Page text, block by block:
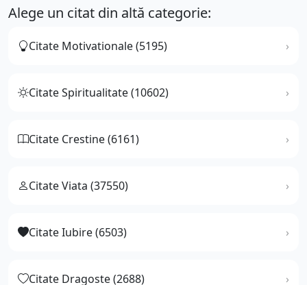
Alege un citat din altă categorie:
Citate Motivationale (5195)
Citate Spiritualitate (10602)
Citate Crestine (6161)
Citate Viata (37550)
Citate Iubire (6503)
Citate Dragoste (2688)